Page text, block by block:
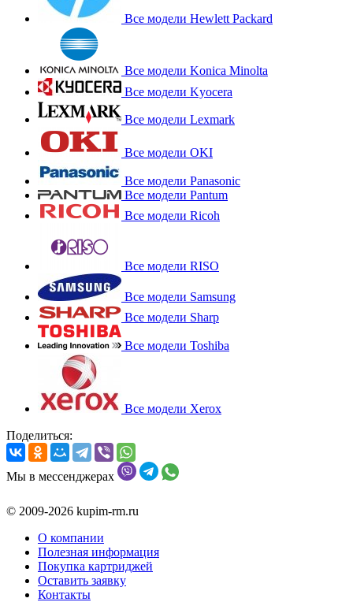
Все модели Hewlett Packard
Все модели Konica Minolta
Все модели Kyocera
Все модели Lexmark
Все модели OKI
Все модели Panasonic
Все модели Pantum
Все модели Ricoh
Все модели RISO
Все модели Samsung
Все модели Sharp
Все модели Toshiba
Все модели Xerox
Поделиться:
Мы в мессенджерах
© 2009-2026 kupim-rm.ru
О компании
Полезная информация
Покупка картриджей
Оставить заявку
Контакты